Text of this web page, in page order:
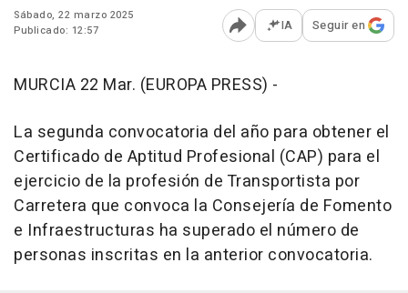
Sábado, 22 marzo 2025
Publicado: 12:57
Abrir opciones para
IA Seguir en
MURCIA 22 Mar. (EUROPA PRESS) -
La segunda convocatoria del año para obtener el
Certificado de Aptitud Profesional (CAP) para el
ejercicio de la profesión de Transportista por
Carretera que convoca la Consejería de Fomento
e Infraestructuras ha superado el número de
personas inscritas en la anterior convocatoria.